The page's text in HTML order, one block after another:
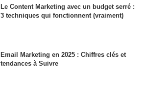
Le Content Marketing avec un budget serré :
3 techniques qui fonctionnent (vraiment)
Email Marketing en 2025 : Chiffres clés et
tendances à Suivre